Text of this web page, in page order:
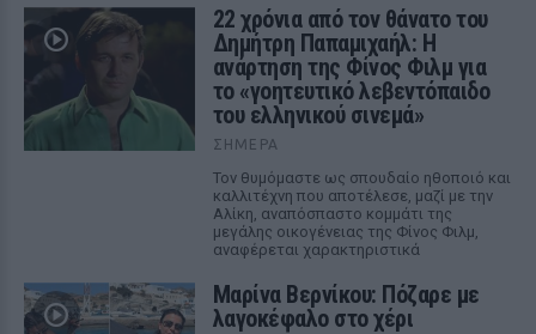
22 χρόνια από τον θάνατο του
Δημήτρη Παπαμιχαήλ: Η
ανάρτηση της Φίνος Φιλμ για
το «γοητευτικό λεβεντόπαιδο
του ελληνικού σινεμά»
ΣΉΜΕΡΑ
Τον θυμόμαστε ως σπουδαίο ηθοποιό και
καλλιτέχνη που αποτέλεσε, μαζί με την
Αλίκη, αναπόσπαστο κομμάτι της
μεγάλης οικογένειας της Φίνος Φιλμ,
αναφέρεται χαρακτηριστικά
Μαρίνα Βερνίκου: Πόζαρε με
λαγοκέφαλο στο χέρι